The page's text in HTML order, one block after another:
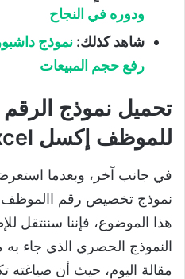
ودوره في النجاح
شاهد كذلك: نموذج
رفع حجم المبيعات
تحميل نموذج
للموظف إكسل Excel
في جانب آخر، وبعدما
نموذج تخصيص رقم
هذا الموضوع، فإننا سننتقل
النموذج الحصري الذي جاء به
مقالة اليوم، حيث أن صياغته